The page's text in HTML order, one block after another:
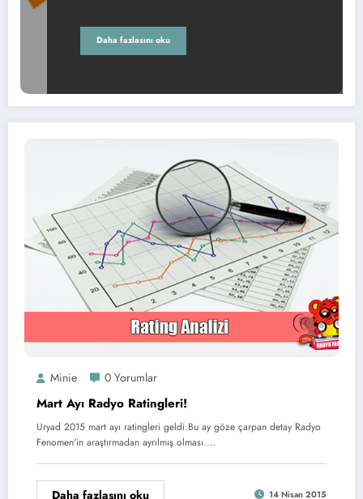
Daha fazlasını oku
Minie 0 Yorumlar
Mart Ayı Radyo Ratingleri!
Uryad 2015 mart ayı ratingleri geldi.Bu ay göze çarpan detay Radyo
Fenomen'in araştırmadan ayrılmış olması.…
Daha fazlasını oku 14 Nisan 2015